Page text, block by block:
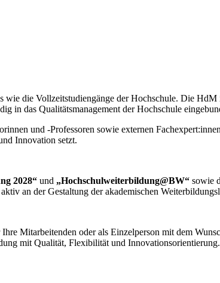
wie die Vollzeitstudiengänge der Hochschule. Die
in das Qualitätsmanagement der Hochschule
und -Professoren sowie externen
Innovation setzt.
2028“ und „Hochschulweiterbildung@BW“ sowie
an der Gestaltung der akademischen
Mitarbeitenden oder als Einzelperson mit dem
mit Qualität, Flexibilität und Innovationsorientierung.